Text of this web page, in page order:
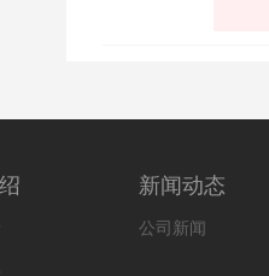
新闻动态
公司新闻